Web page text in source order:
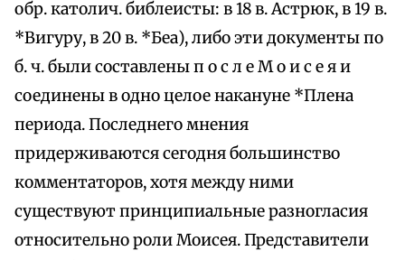
обр. католич. библеисты: в 18 в. Астрюк, в 19 в.
*Вигуру, в 20 в. *Беа), либо эти документы по
б. ч. были составлены п о с л е М о и с е я и
соединены в одно целое накануне *Плена
периода. Последнего мнения
придерживаются сегодня большинство
комментаторов, хотя между ними
существуют принципиальные разногласия
относительно роли Моисея. Представители